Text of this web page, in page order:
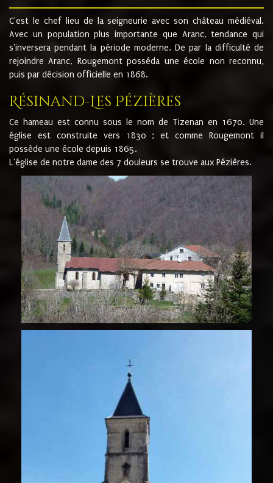
C'est le chef lieu de la seigneurie avec son château médiéval.
Avec un population plus importante que Aranc, tendance qui
s'inversera pendant la période moderne. De par la difficulté de
rejoindre Aranc, Rougemont posséda une école non reconnu,
puis par décision officielle en 1868.
Résinand-Les Pézières
Ce hameau est connu sous le nom de Tizenan en 1670. Une
église est construite vers 1830 ; et comme Rougemont il
possède une école depuis 1865.
L'église de notre dame des 7 douleurs se trouve aux Pézières.